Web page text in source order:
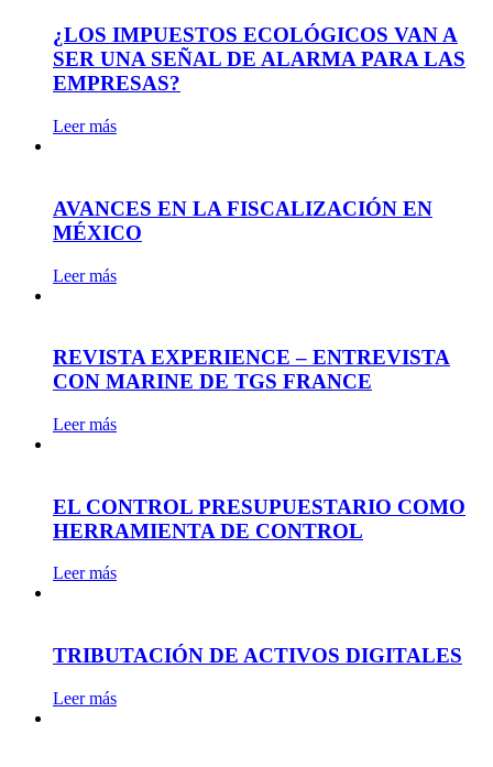
¿LOS IMPUESTOS ECOLÓGICOS VAN A
SER UNA SEÑAL DE ALARMA PARA LAS
EMPRESAS?
Leer más
AVANCES EN LA FISCALIZACIÓN EN
MÉXICO
Leer más
REVISTA EXPERIENCE – ENTREVISTA
CON MARINE DE TGS FRANCE
Leer más
EL CONTROL PRESUPUESTARIO COMO
HERRAMIENTA DE CONTROL
Leer más
TRIBUTACIÓN DE ACTIVOS DIGITALES
Leer más